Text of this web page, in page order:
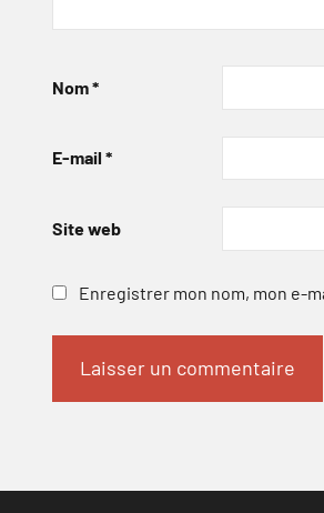
Nom*
E-mail *
Site web
Enregistrer mon nom, mon e-